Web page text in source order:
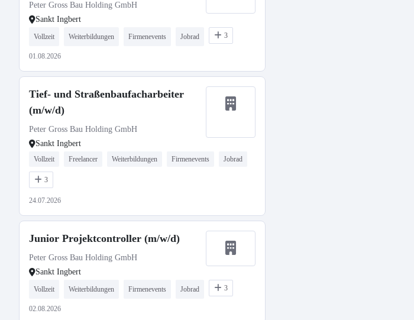
Peter Gross Bau Holding GmbH
Sankt Ingbert
Vollzeit Weiterbildungen Firmenevents Jobrad 3
01.08.2026
Tief- und Straßenbaufacharbeiter
(m/w/d)
Peter Gross Bau Holding GmbH
Sankt Ingbert
Vollzeit Freelancer Weiterbildungen Firmenevents Jobrad
3
24.07.2026
Junior Projektcontroller (m/w/d)
Peter Gross Bau Holding GmbH
Sankt Ingbert
Vollzeit Weiterbildungen Firmenevents Jobrad 3
02.08.2026